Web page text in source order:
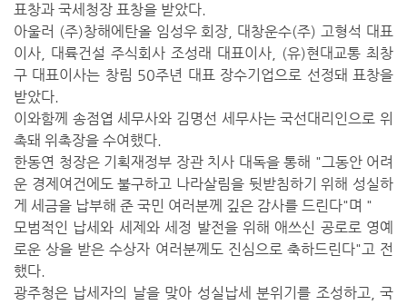
표창과 국세청장 표창을 받았다.
아울러 (주)창해에탄올 임성우 회장, 대창운수(주) 고형석 대표
이사, 대륙건설 주식회사 조성래 대표이사, (유)현대교통 최창
구 대표이사는 창림 50주년 대표 장수기업으로 선정돼 표창을
받았다.
이와함께 송점엽 세무사와 김명선 세무사는 국선대리인으로 위
촉돼 위촉장을 수여했다.
한동연 청장은 기획재정부 장관 치사 대독을 통해 "그동안 어려
운 경제여건에도 불구하고 나라살림을 뒷받침하기 위해 성실하
게 세금을 납부해 준 국민 여러분께 깊은 감사를 드린다"며 "
모범적인 납세와 세제와 세정 발전을 위해 애쓰신 공로로 영예
로운 상을 받은 수상자 여러분께도 진심으로 축하드린다"고 전
했다.
광주청은 납세자의 날을 맞아 성실납세 분위기를 조성하고, 국